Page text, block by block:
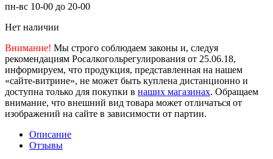
пн-вс 10-00 до 20-00
Нет наличии
Внимание! Мы строго соблюдаем законы и, следуя
рекомендациям Росалкогольрегулирования от 25.06.18,
информируем, что продукция, представленная на нашем
«сайте-витрине», не может быть куплена дистанционно и
доступна только для покупки в наших магазинах. Обращаем
внимание, что внешний вид товара может отличаться от
изображений на сайте в зависимости от партии.
Описание
Отзывы